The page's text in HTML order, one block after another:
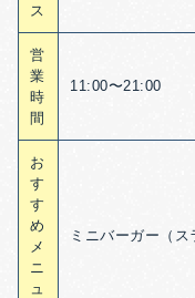
ス
営
業
時
間
11:00〜21:00
お
す
す
め
メ
ニ
ュ
ミニバーガー（ス